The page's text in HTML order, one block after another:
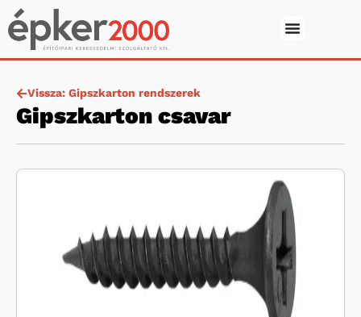
Vissza: Gipszkarton rendszerek
Gipszkarton csavar